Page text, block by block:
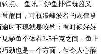
点。 鱼讯：鲈鱼扑饵既凶又
醒目，可视浪峰波谷的规律掌
时不现就是咬钩；有时候好好
鲈鱼个体在2-5千克之间，鱼上
劲也是一个方面，但令人心醉